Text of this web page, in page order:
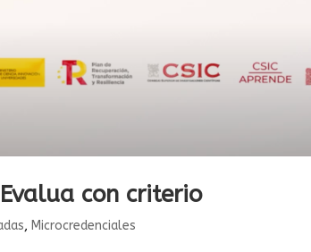
con criterio
, Microcredenciales